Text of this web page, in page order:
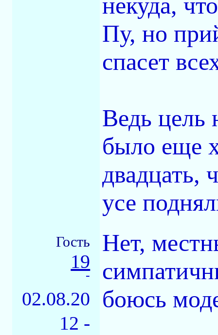
некуда,
Пу, но
спасет
Ведь цель
было еще
двадцать,
усе
Гость
19
-
02.08.20
12 -
Нет,
боюсь